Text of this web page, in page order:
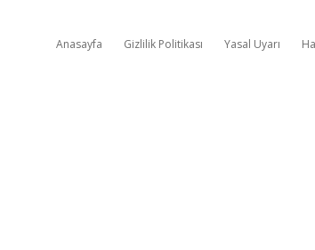
Anasayfa Gizlilik Politikası Yasal Uyarı